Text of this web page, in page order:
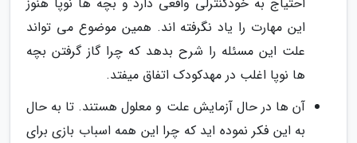
این مهارت را یاد نگرفته اند. همین موضوع می تواند
علت این مسئله را شرح بدهد که چرا گاز گرفتن بچه
ها نوپا اغلب در مهدکودک اتفاق میفتد.
آن ها در حال آزمایش علت و معلول هستند. تا به حال
به این فکر نموده اید که چرا این همه اسباب بازی برای